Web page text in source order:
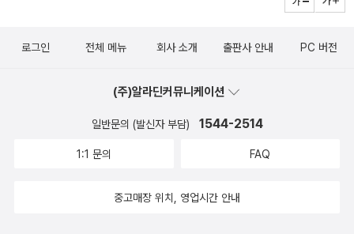
로그인 전체 메뉴 회사 소개 출판사 안내 PC 버전
(주)알라딘커뮤니케이션
일반문의 (발신자 부담) 1544-2514
1:1 문의 FAQ
중고매장 위치, 영업시간 안내